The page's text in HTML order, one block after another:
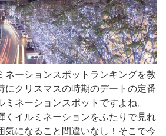
ネーションスポットランキングを教
にクリスマスの時期のデートの定番
ミネーションスポットですよね。
くイルミネーションをふたりで見れ
気になること間違いなし！そこで今